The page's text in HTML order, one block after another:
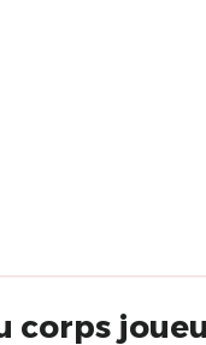
corps